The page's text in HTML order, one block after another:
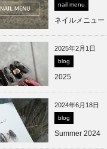
nail menu
ネイルメニュー
2025年2月1日
blog
2025
2024年6月18日
blog
Summer 2024